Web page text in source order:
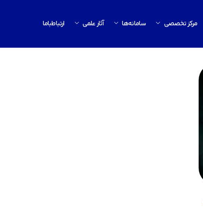
مرکز تخصصی سامانه‌ها آثار علمی ارتباط‌باما